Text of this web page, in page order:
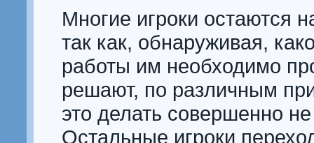
Многие игроки остаются
так как, обнаруживая,
работы им необходимо
решают, по различным
это делать совершенно
Остальные игроки